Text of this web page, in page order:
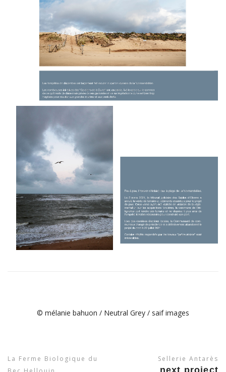
© mélanie bahuon / Neutral Grey / saif images
La Ferme Biologique du
Sellerie Antarès
next project